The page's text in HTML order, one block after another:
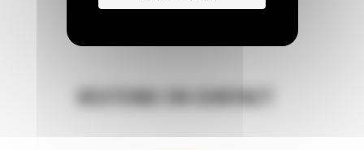
RESTONS EN CONTACT